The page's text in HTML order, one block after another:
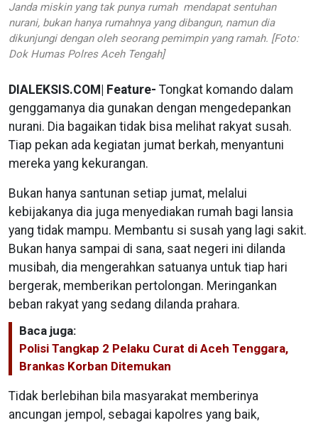
Janda miskin yang tak punya rumah mendapat sentuhan
nurani, bukan hanya rumahnya yang dibangun, namun dia
dikunjungi dengan oleh seorang pemimpin yang ramah. [Foto:
Dok Humas Polres Aceh Tengah]
DIALEKSIS.COM| Feature- Tongkat komando dalam
genggamanya dia gunakan dengan mengedepankan
nurani. Dia bagaikan tidak bisa melihat rakyat susah.
Tiap pekan ada kegiatan jumat berkah, menyantuni
mereka yang kekurangan.
Bukan hanya santunan setiap jumat, melalui
kebijakanya dia juga menyediakan rumah bagi lansia
yang tidak mampu. Membantu si susah yang lagi sakit.
Bukan hanya sampai di sana, saat negeri ini dilanda
musibah, dia mengerahkan satuanya untuk tiap hari
bergerak, memberikan pertolongan. Meringankan
beban rakyat yang sedang dilanda prahara.
Baca juga:
Polisi Tangkap 2 Pelaku Curat di Aceh Tenggara,
Brankas Korban Ditemukan
Tidak berlebihan bila masyarakat memberinya
ancungan jempol, sebagai kapolres yang baik,